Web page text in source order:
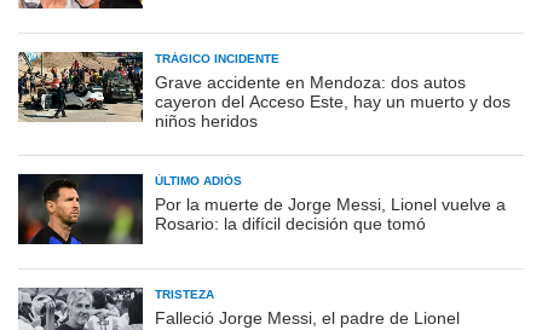
TRÁGICO INCIDENTE
Grave accidente en Mendoza: dos autos
cayeron del Acceso Este, hay un muerto y dos
niños heridos
ÚLTIMO ADIÓS
Por la muerte de Jorge Messi, Lionel vuelve a
Rosario: la difícil decisión que tomó
TRISTEZA
Falleció Jorge Messi, el padre de Lionel